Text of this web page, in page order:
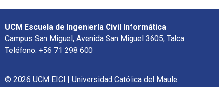
UCM Escuela de Ingeniería Civil Informática
Campus San Miguel, Avenida San Miguel 3605, Talca.
Teléfono: +56 71 298 600
© 2026 UCM EICI | Universidad Católica del Maule